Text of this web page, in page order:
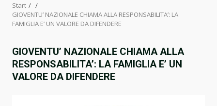
Start
GIOVENTU’ NAZIONALE CHIAMA ALLA RESPONSABILITA’: LA
FAMIGLIA E’ UN VALORE DA DIFENDERE
GIOVENTU’ NAZIONALE CHIAMA ALLA
RESPONSABILITA’: LA FAMIGLIA E’ UN
VALORE DA DIFENDERE